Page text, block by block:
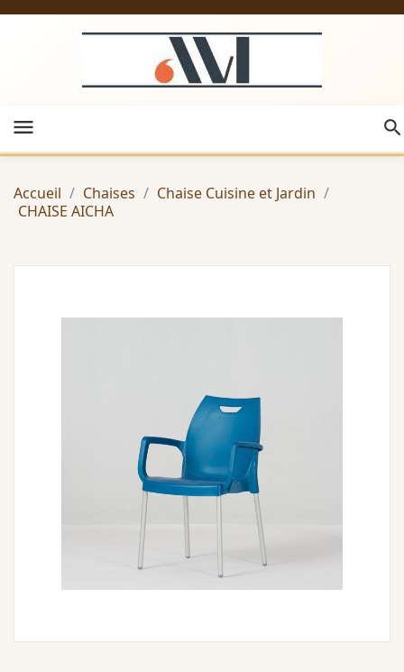
menu
Accueil Chaises
Chaise Cuisine et Jardin
CHAISE AICHA